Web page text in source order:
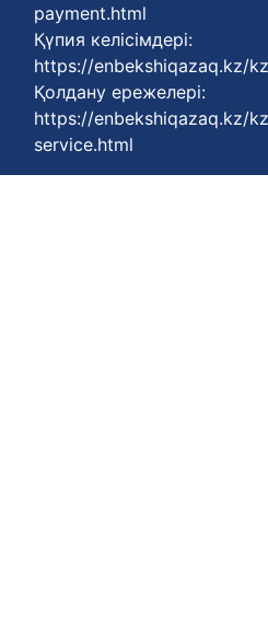
payment.html
Қүпия келісімдері:
https://enbekshiqazaq.kz/
Қолдану ережелері:
https://enbekshiqazaq.kz/
service.html